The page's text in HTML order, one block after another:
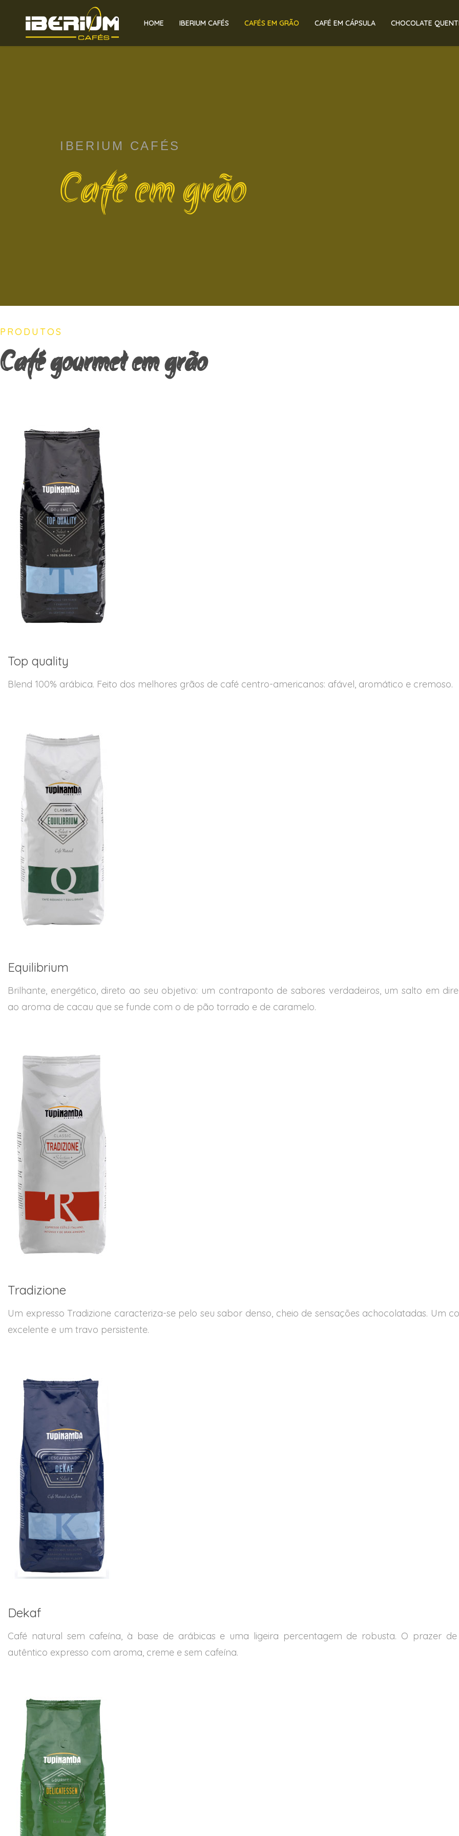
HOME IBERIUM CAFÉS CAFÉS EM GRÃO CAFÉ EM CÁPSULA CHOCOLATE
IBERIUM CAFÉS
Café em grão
PRODUTOS
Café gourmet em grão
Top quality
Blend 100% arábica. Feito dos melhores grãos de café centro-americanos: afável, aromático e cremoso.
Equilibrium
Brilhante, energético, direto ao seu objetivo: um contraponto de sabores verdadeiros, um salto em
ao aroma de cacau que se funde com o de pão torrado e de caramelo.
Tradizione
Um expresso Tradizione caracteriza-se pelo seu sabor denso, cheio de sensações achocolatadas. Um
excelente e um travo persistente.
Dekaf
Café natural sem cafeína, à base de arábicas e uma ligeira percentagem de robusta. O prazer
autêntico expresso com aroma, creme e sem cafeína.